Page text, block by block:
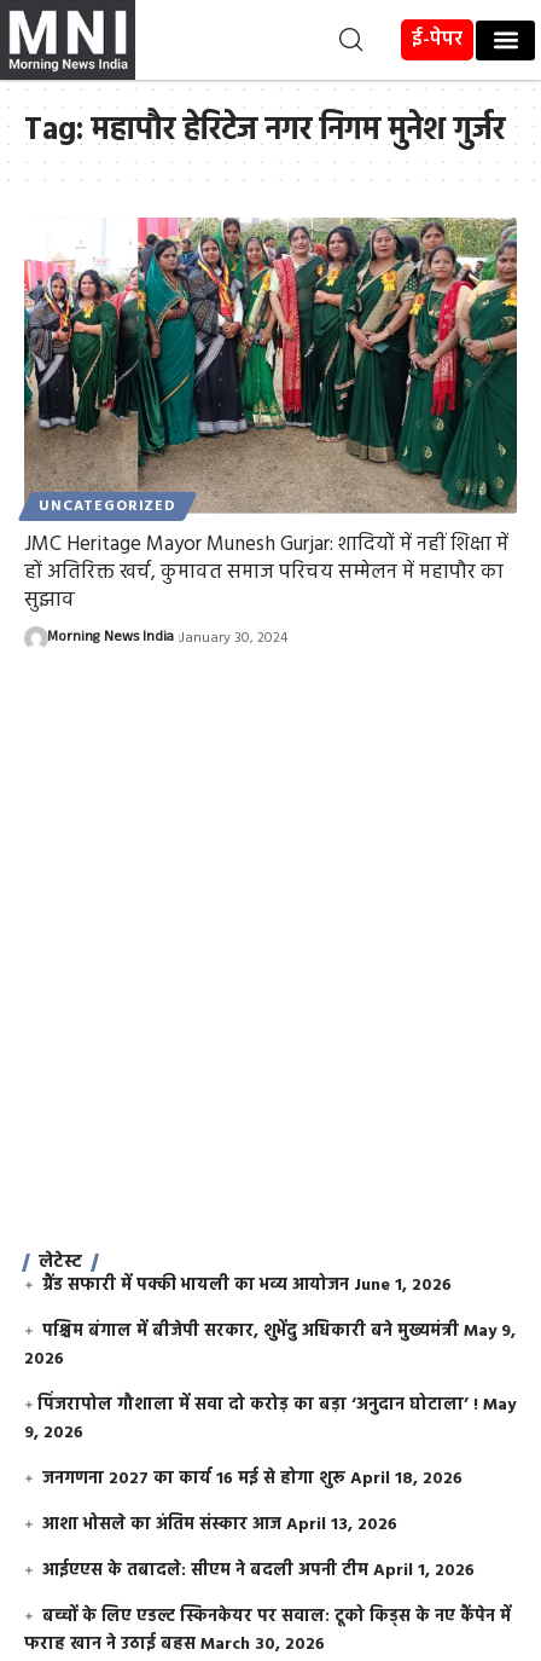
ई-पेपर
Tag:महापौर हेरिटेज नगर निगम मुनेश गुर्जर
UNCATEGORIZED
JMC Heritage Mayor Munesh Gurjar: शादियों में नहीं शिक्षा में
हों अतिरिक्त खर्च, कुमावत समाज परिचय सम्मेलन में महापौर का
सुझाव
Morning News India January 30, 2024
लेटेस्ट
ग्रैंड सफारी में पक्की भायली का भव्य आयोजन June 1, 2026
पश्चिम बंगाल में बीजेपी सरकार, शुभेंदु अधिकारी बने मुख्यमंत्रीMay 9,
2026
​पिंजरापोल गौशाला में सवा दो करोड़ का बड़ा ‘अनुदान घोटाला’ !May
9, 2026
जनगणना 2027 का कार्य 16 मई से होगा शुरूApril 18, 2026
आशा भोसले का अंतिम संस्कार आजApril 13, 2026
आईएएस के तबादले: सीएम ने बदली अपनी टीमApril 1, 2026
बच्चों के लिए एडल्ट स्किनकेयर पर सवाल: टूको किड्स के नए कैंपेन में
फराह खान ने उठाई बहसMarch 30, 2026